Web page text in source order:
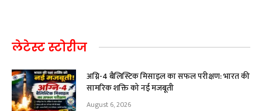
लेटेस्ट स्टोरीज
अग्नि-4 बैलिस्टिक मिसाइल का सफल परीक्षण: भारत की
सामरिक शक्ति को नई मजबूती
August 6, 2026